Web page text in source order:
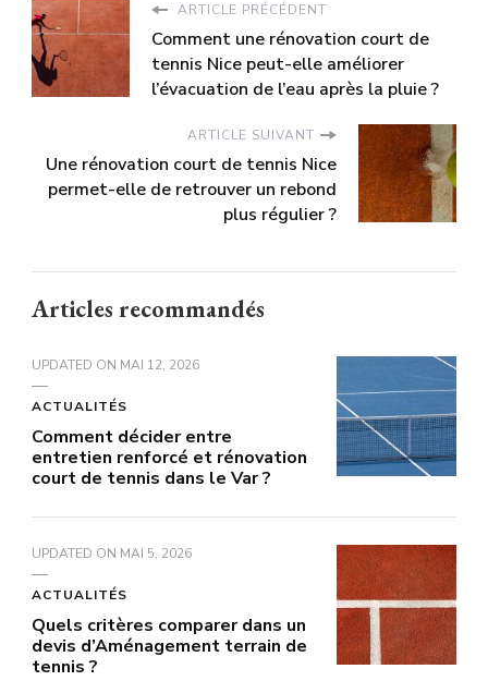
ARTICLE PRÉCÉDENT
Comment une rénovation court de
tennis Nice peut-elle améliorer
l’évacuation de l’eau après la pluie ?
ARTICLE SUIVANT
Une rénovation court de tennis Nice
permet-elle de retrouver un rebond
plus régulier ?
Articles recommandés
UPDATED ON MAI 12, 2026
ACTUALITÉS
Comment décider entre
entretien renforcé et rénovation
court de tennis dans le Var ?
UPDATED ON MAI 5, 2026
ACTUALITÉS
Quels critères comparer dans un
devis d’Aménagement terrain de
tennis ?